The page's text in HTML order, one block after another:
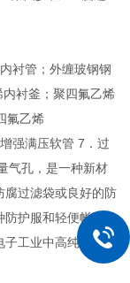
衬管；外缠玻钢钢
衬釜；聚四氟乙烯
氟乙烯
强满压软管 7．过
气孔，是一种新材
腐过滤袋或良好的防
防护服和轻便帐篷，
工业中高纯气体的